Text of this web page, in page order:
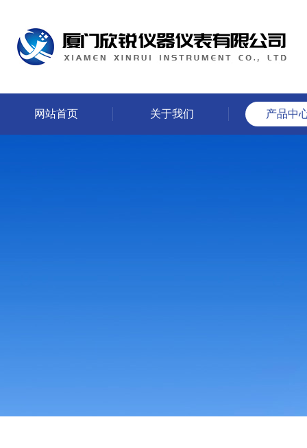
网站首页 关于我们 产品中